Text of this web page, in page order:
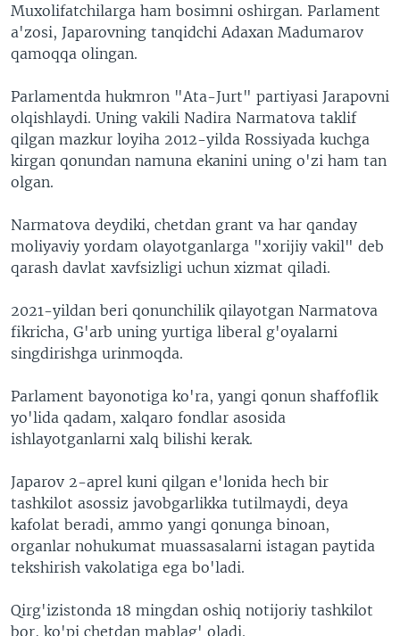
Muxolifatchilarga ham bosimni oshirgan. Parlament
a'zosi, Japarovning tanqidchi Adaxan Madumarov
qamoqqa olingan.
Parlamentda hukmron "Ata-Jurt" partiyasi Jarapovni
olqishlaydi. Uning vakili Nadira Narmatova taklif
qilgan mazkur loyiha 2012-yilda Rossiyada kuchga
kirgan qonundan namuna ekanini uning o'zi ham tan
olgan.
Narmatova deydiki, chetdan grant va har qanday
moliyaviy yordam olayotganlarga "xorijiy vakil" deb
qarash davlat xavfsizligi uchun xizmat qiladi.
2021-yildan beri qonunchilik qilayotgan Narmatova
fikricha, G'arb uning yurtiga liberal g'oyalarni
singdirishga urinmoqda.
Parlament bayonotiga ko'ra, yangi qonun shaffoflik
yo'lida qadam, xalqaro fondlar asosida
ishlayotganlarni xalq bilishi kerak.
Japarov 2-aprel kuni qilgan e'lonida hech bir
tashkilot asossiz javobgarlikka tutilmaydi, deya
kafolat beradi, ammo yangi qonunga binoan,
organlar nohukumat muassasalarni istagan paytida
tekshirish vakolatiga ega bo'ladi.
Qirg'izistonda 18 mingdan oshiq notijoriy tashkilot
bor, ko'pi chetdan mablag' oladi.